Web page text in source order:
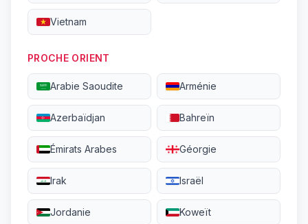
Vietnam
PROCHE ORIENT
Arabie Saoudite Arménie
Azerbaïdjan Bahreïn
Émirats Arabes Géorgie
Irak Israël
Jordanie Koweït